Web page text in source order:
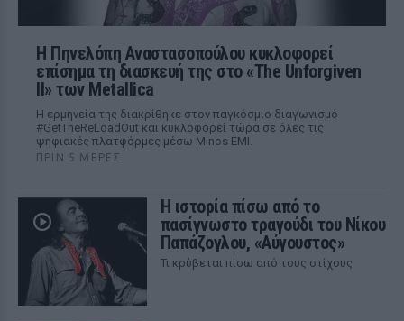
Η Πηνελόπη Αναστασοπούλου κυκλοφορεί
επίσημα τη διασκευή της στο «The Unforgiven
II» των Metallica
Η ερμηνεία της διακρίθηκε στον παγκόσμιο διαγωνισμό
#GetTheReLoadOut και κυκλοφορεί τώρα σε όλες τις
ψηφιακές πλατφόρμες μέσω Minos EMI.
ΠΡΙΝ 5 ΜΈΡΕΣ
Η ιστορία πίσω από το
πασίγνωστο τραγούδι του Νίκου
Παπάζογλου, «Αύγουστος»
Τι κρύβεται πίσω από τους στίχους